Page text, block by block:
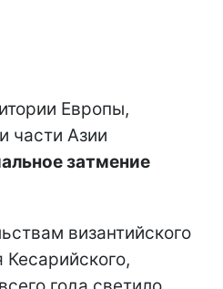
Европы,
части Азии
затмение
византийского